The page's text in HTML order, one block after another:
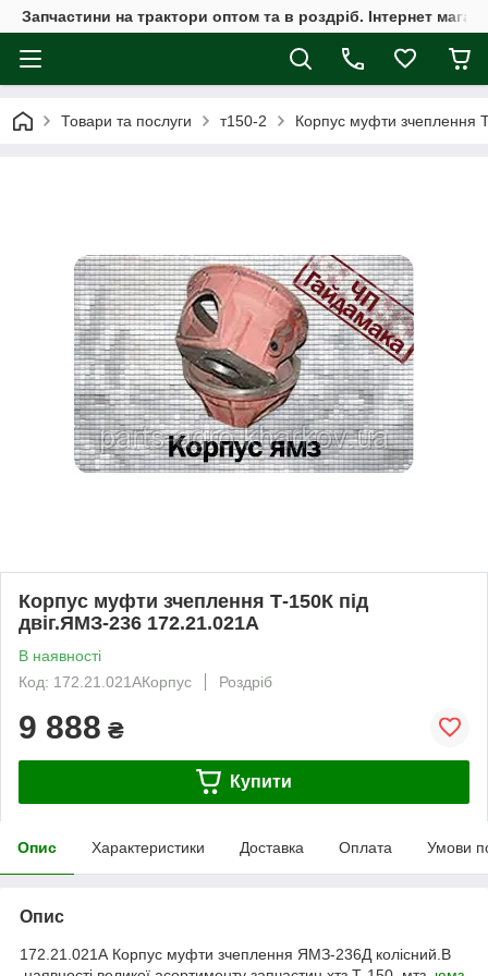
Запчастини на трактори оптом та в роздріб. Інтернет
Товари та послуги т150-2 Корпус муфти зчеплення
Корпус муфти зчеплення Т-150К під
двіг.ЯМЗ-236 172.21.021А
В наявності
Код: 172.21.021АКорпус
Роздріб
9 888 ₴
Купити
Опис Характеристики Доставка Оплата Умови
Опис
172.21.021А Корпус муфти зчеплення ЯМЗ-236Д колісний.В